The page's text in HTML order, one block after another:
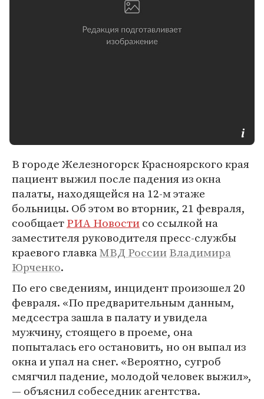
В городе Железногорск Красноярского края
пациент выжил после падения из окна
палаты, находящейся на 12-м этаже
больницы. Об этом во вторник, 21 февраля,
сообщаетРИА Новостисо ссылкой на
заместителя руководителя пресс-службы
краевого главкаМВД РоссииВладимира
Юрченко.
По его сведениям, инцидент произошел 20
февраля. «По предварительным данным,
медсестра зашла в палату и увидела
мужчину, стоящего в проеме, она
попыталась его остановить, но он выпал из
окна и упал на снег. «Вероятно, сугроб
смягчил падение, молодой человек выжил»,
— объяснил собеседник агентства.